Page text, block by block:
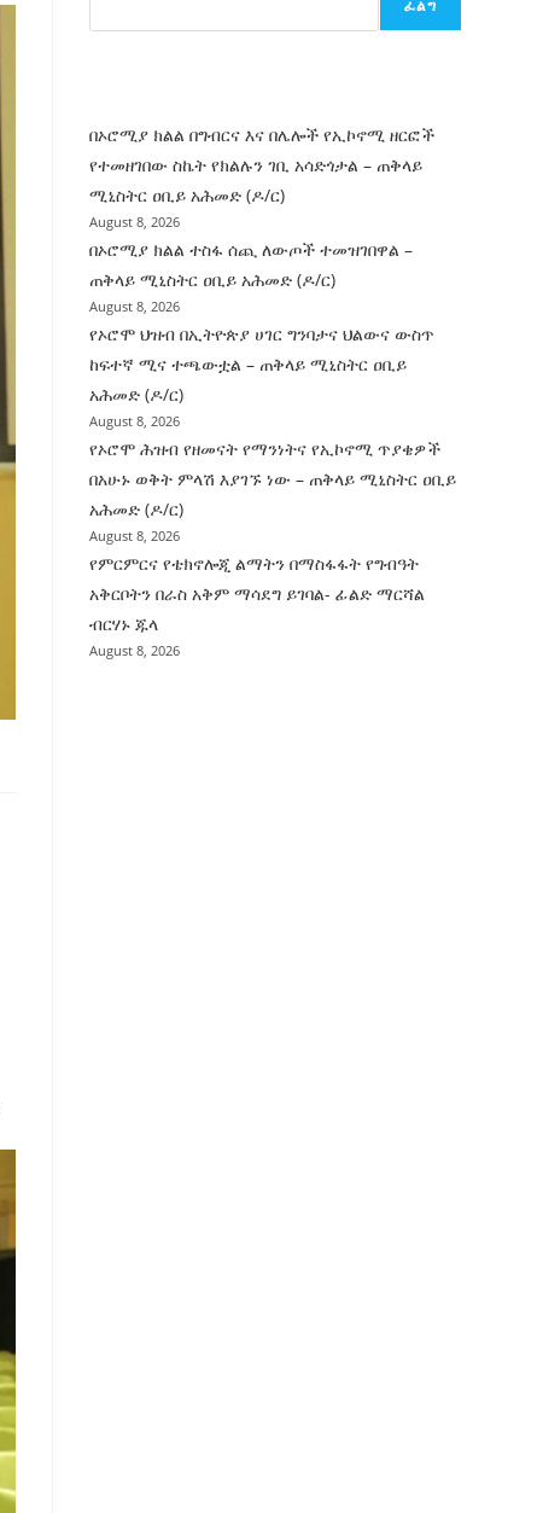
ፈልግ
በኦሮሚያ ክልል በግብርና እና በሌሎች የኢኮኖሚ ዘርፎች
የተመዘገበው ስኬት የክልሉን ገቢ አሳድጎታል – ጠቅላይ
ሚኒስትር ዐቢይ አሕመድ (ዶ/ር)
August 8, 2026
በኦሮሚያ ክልል ተስፋ ሰጪ ለውጦች ተመዝገበዋል –
ጠቅላይ ሚኒስትር ዐቢይ አሕመድ (ዶ/ር)
August 8, 2026
የኦሮሞ ህዝብ በኢትዮጵያ ሀገር ግንባታና ህልውና ውስጥ
ከፍተኛ ሚና ተጫውቷል – ጠቅላይ ሚኒስትር ዐቢይ
አሕመድ (ዶ/ር)
August 8, 2026
የኦሮሞ ሕዝብ የዘመናት የማንነትና የኢኮኖሚ ጥያቄዎች
በአሁኑ ወቅት ምላሽ እያገኙ ነው – ጠቅላይ ሚኒስትር ዐቢይ
አሕመድ (ዶ/ር)
August 8, 2026
የምርምርና የቴክኖሎጂ ልማትን በማስፋፋት የግብዓት
አቅርቦትን በራስ አቅም ማሳደግ ይገባል- ፊልድ ማርሻል
ብርሃኑ ጁላ
August 8, 2026